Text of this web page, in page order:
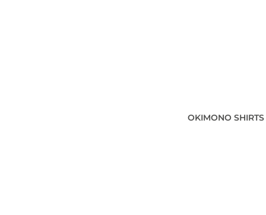
OKIMONO SHIRTS